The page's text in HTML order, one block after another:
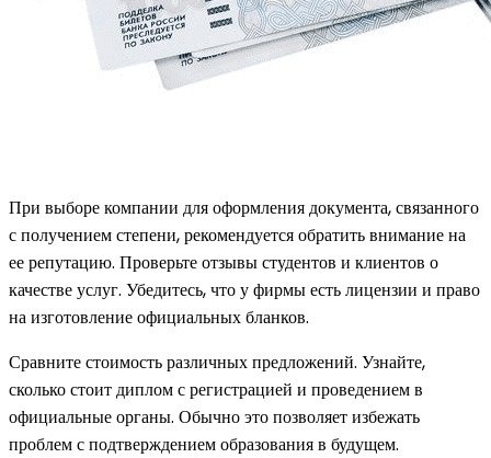
При выборе компании для оформления документа, связанного
с получением степени, рекомендуется обратить внимание на
ее репутацию. Проверьте отзывы студентов и клиентов о
качестве услуг. Убедитесь, что у фирмы есть лицензии и право
на изготовление официальных бланков.
Сравните стоимость различных предложений. Узнайте,
сколько стоит диплом с регистрацией и проведением в
официальные органы. Обычно это позволяет избежать
проблем с подтверждением образования в будущем.